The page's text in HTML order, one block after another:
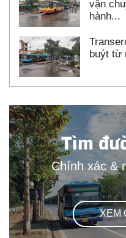
vận
hành...
buýt từ
Tìm
Chính xác &
XEM